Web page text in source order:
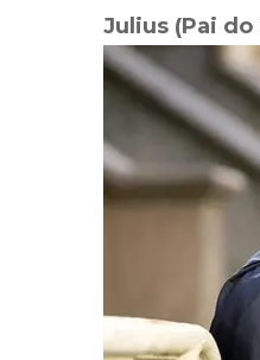
Julius (Pai do